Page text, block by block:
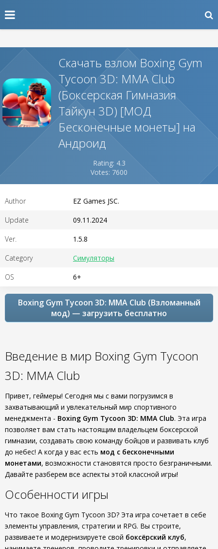
Скачать взлом Boxing Gym
Tycoon 3D: MMA Club
(Боксерская Гимназия
Тайкун 3D) [МОД
Бесконечные монеты] на
Андроид
Rating: 4.3
Votes: 7600
Author EZ Games JSC.
Update 09.11.2024
Ver. 1.5.8
Category Симуляторы
OS 6+
Boxing Gym Tycoon 3D: MMA Club (Взломанный
мод) — загрузить бесплатно
Введение в мир Boxing Gym Tycoon
3D: MMA Club
Привет, геймеры! Сегодня мы с вами погрузимся в
захватывающий и увлекательный мир спортивного
менеджмента - Boxing Gym Tycoon 3D: MMA Club. Эта игра
позволяет вам стать настоящим владельцем боксерской
гимназии, создавать свою команду бойцов и развивать клуб
до небес! А когда у вас есть мод с бесконечными
монетами, возможности становятся просто безграничными.
Давайте разберем все аспекты этой классной игры!
Особенности игры
Что такое Boxing Gym Tycoon 3D? Эта игра сочетает в себе
элементы управления, стратегии и RPG. Вы строите,
развиваете и модернизируете свой боксёрский клуб,